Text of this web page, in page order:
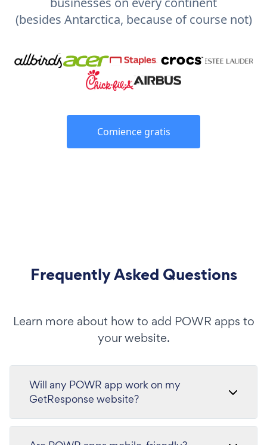
(besides Antarctica, because of course not)
Comience gratis
Frequently Asked Questions
Learn more about how to add POWR apps to
your website.
Will any POWR app work on my
GetResponse website?